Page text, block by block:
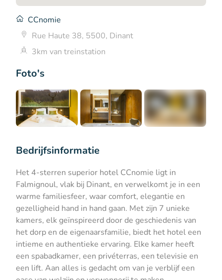
Foto's
CCnomie
Rue Haute 38, 5500, Dinant
3km van treinstation
Bedrijfsinformatie
Het 4-sterren superior hotel CCnomie ligt in
Falmignoul, vlak bij Dinant, en verwelkomt je in een
warme familiesfeer, waar comfort, elegantie en
gezelligheid hand in hand gaan. Met zijn 7 unieke
kamers, elk geïnspireerd door de geschiedenis van
het dorp en de eigenaarsfamilie, biedt het hotel een
intieme en authentieke ervaring. Elke kamer heeft
een spabadkamer, een privéterras, een televisie en
een lift. Aan alles is gedacht om van je verblijf een